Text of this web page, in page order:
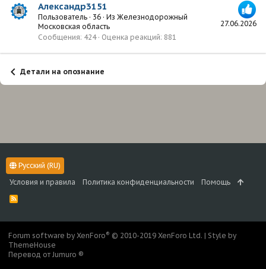
27.06.2026
Александр3151
Пользователь · 36 · Из Железнодорожный
Московская область
Сообщения 424 Оценка реакций 881
Детали на опознание
Русский (RU)
Условия и правила
Политика конфиденциальности Помощь
R
S
Forum software by XenForo® © 2010-2019 XenForo Ltd. | Style by
ThemeHouse
Перевод от Jumuro ®